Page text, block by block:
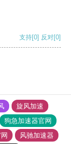
支持[0] 反对[0]
旋风加速
狗急加速器官网
风驰加速器